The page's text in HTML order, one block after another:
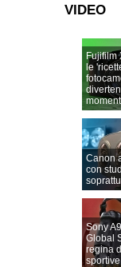
VIDEO
Fujifilm
le
Canon
con
Sony
Global
regina
sportive